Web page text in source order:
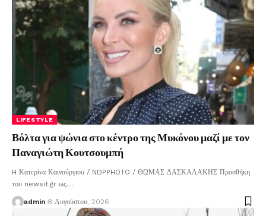
LIFESTYLE
Βόλτα για ψώνια στο κέντρο της Μυκόνου μαζί με τον
Παναγιώτη Κουτσουμπή
H Κατερίνα Καινούργιου / NDPPHOTO / ΘΩΜΑΣ ΔΑΣΚΑΛΑΚΗΣ Προσθήκη
του newsit.gr ως…
admin 8 Αυγούστου, 2026